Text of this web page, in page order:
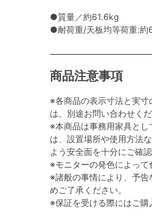
●質量／約61.6kg
●耐荷重/天板均等荷重:約
商品注意事項
※各商品の表示寸法と実
は、別途お問い合わせくだ
※本商品は事務用家具と
は、設置場所や使用方法
よう安全面を十分にご確認
※モニターの発色によって
※諸般の事情により、予
めご了承ください。
※保証を受ける際にはご購